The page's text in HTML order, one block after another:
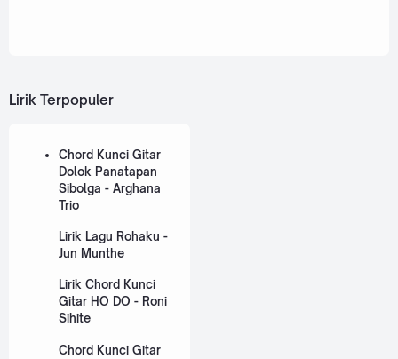
Lirik Terpopuler
Chord Kunci Gitar
Dolok Panatapan
Sibolga - Arghana
Trio
Lirik Lagu Rohaku -
Jun Munthe
Lirik Chord Kunci
Gitar HO DO - Roni
Sihite
Chord Kunci Gitar